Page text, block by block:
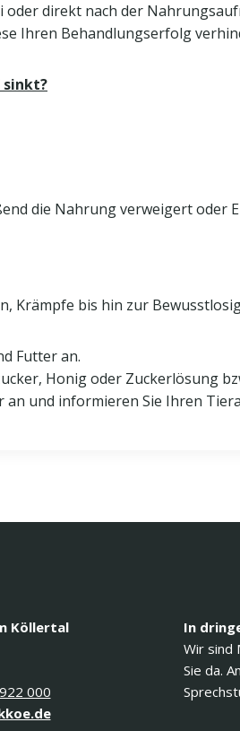
oder direkt nach der
Ihren Behandlungserfolg
sinkt?
die Nahrung verweigert oder
Krämpfe bis hin zur
Futter an.
Honig oder Zuckerlösung
an und informieren Sie Ihren
Köllertal
000
In
Wir sind
Sie da.